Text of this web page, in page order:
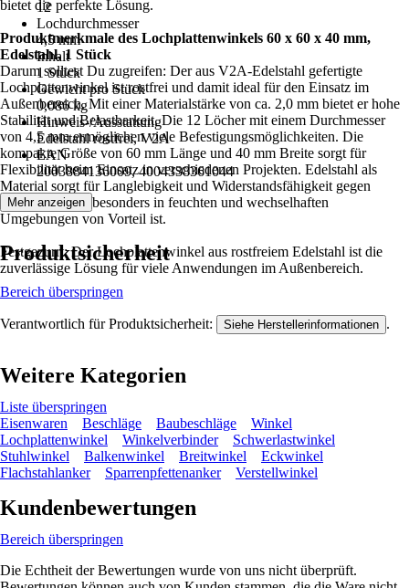
12
Lochdurchmesser
4,5 mm
Inhalt
1 Stück
Gewicht pro Stück
0,086 kg
Hinweis-/Ausstattung
Edelstahl rostfrei, V2A
EAN
2003884136009, 4004338361044
bietet die perfekte Lösung.
Produktmerkmale des Lochplattenwinkels 60 x 60 x 40 mm,
Edelstahl, 1 Stück
Darum solltest Du zugreifen: Der aus V2A-Edelstahl gefertigte
Lochplattenwinkel ist rostfrei und damit ideal für den Einsatz im
Außenbereich. Mit einer Materialstärke von ca. 2,0 mm bietet er hohe
Stabilität und Belastbarkeit. Die 12 Löcher mit einem Durchmesser
von 4,5 mm ermöglichen viele Befestigungsmöglichkeiten. Die
kompakte Größe von 60 mm Länge und 40 mm Breite sorgt für
Flexibilität beim Einsatz in verschiedenen Projekten. Edelstahl als
Material sorgt für Langlebigkeit und Widerstandsfähigkeit gegen
Korrosion, was besonders in feuchten und wechselhaften
Umgebungen von Vorteil ist.
Festgezurrt: Der Lochplattenwinkel aus rostfreiem Edelstahl ist die
zuverlässige Lösung für viele Anwendungen im Außenbereich.
Mehr anzeigen
Produktsicherheit
Bereich überspringen
Verantwortlich für Produktsicherheit: Siehe Herstellerinformationen .
Weitere Kategorien
Liste überspringen
Eisenwaren
Beschläge Baubeschläge
Winkel
Lochplattenwinkel
Winkelverbinder
Schwerlastwinkel
Stuhlwinkel
Balkenwinkel Breitwinkel
Eckwinkel
Flachstahlanker
Sparrenpfettenanker Verstellwinkel
Kundenbewertungen
Bereich überspringen
Die Echtheit der Bewertungen wurde von uns nicht überprüft.